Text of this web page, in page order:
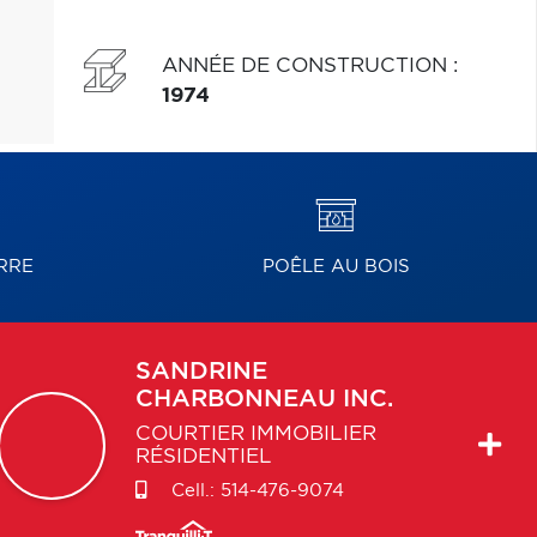
ANNÉE DE CONSTRUCTION :
1974
POÊLE AU BOIS
SANDRINE
CHARBONNEAU INC.
COURTIER IMMOBILIER
RÉSIDENTIEL
Cell.: 514-476-9074